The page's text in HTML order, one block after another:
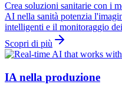
Crea soluzioni sanitarie con i
AI nella sanità potenzia
intelligenti e il monitoraggio
Scopri di più
IA nella produzione